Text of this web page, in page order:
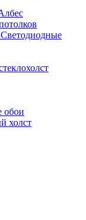
Светодиодные
обои
холст